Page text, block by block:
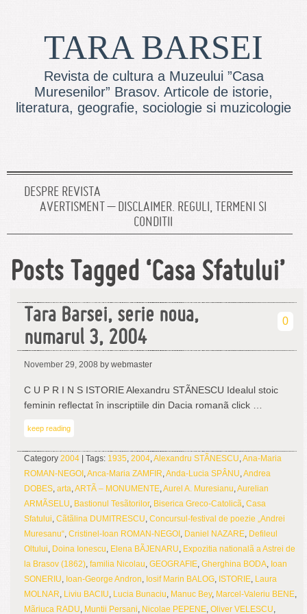
TARA BARSEI
Revista de cultura a Muzeului ”Casa
Muresenilor” Brasov. Articole de istorie,
literatura, geografie, sociologie si muzicologie
DESPRE REVISTA
AVERTISMENT – DISCLAIMER. REGULI, TERMENI SI
CONDITII
Posts Tagged ‘Casa Sfatului’
Tara Barsei, serie noua,
numarul 3, 2004
0
November 29, 2008 by webmaster
C U P R I N S ISTORIE Alexandru STÃNESCU Idealul stoic
feminin reflectat în inscriptiile din Dacia romanã click …
keep reading
Category 2004 | Tags: 1935, 2004,Alexandru STÃNESCU,Ana-Maria
ROMAN-NEGOI ,Anca-Maria ZAMFIR,Anda-Lucia SPÂNU,Andrea
DOBES, arta,ARTÃ – MONUMENTE,Aurel A. Muresianu,Aurelian
ARMÃSELU, Bastionul Tesãtorilor, Biserica Greco-Catolicã, Casa
Sfatului, Cãtãlina DUMITRESCU, Concursul-festival de poezie „Andrei
Muresanu“, Cristinel-Ioan ROMAN-NEGOI , Daniel NAZARE, Defileul
Oltului, Doina Ionescu, Elena BÃJENARU, Expozitia nationalã a Astrei de
la Brasov (1862), familia Nicolau, GEOGRAFIE, Gherghina BODA, Ioan
SONERIU, Ioan-George Andron, Iosif Marin BALOG, ISTORIE, Laura
MOLNAR, Liviu BACIU, Lucia Bunaciu, Manuc Bey, Marcel-Valeriu BENE,
Mãriuca RADU, Muntii Persani, Nicolae PEPENE, Oliver VELESCU,